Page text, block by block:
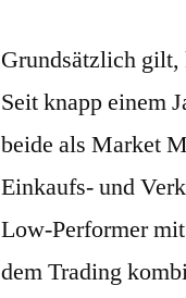
Grundsätzlich
Seit knapp einem
beide als Market
Einkaufs- und
Low-Performer
dem Trading